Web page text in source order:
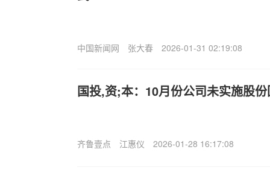
中国新闻网 张大春 2026-01-31 02:19:08
国投,资;本：10月份公司未实施股
齐鲁壹点 江惠仪 2026-01-28 16:17:08